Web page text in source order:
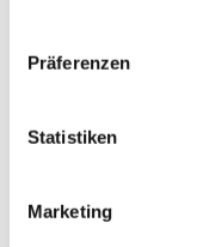
Präferenzen
Statistiken
Marketing